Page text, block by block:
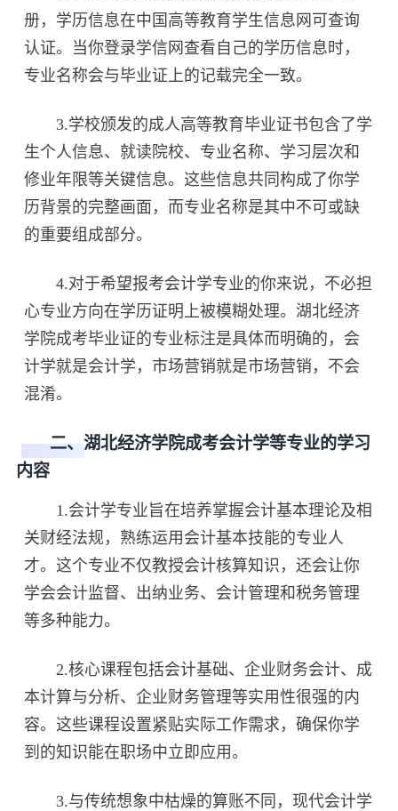
册，学历信息在中国高等教育学生信息网可查询
认证。当你登录学信网查看自己的学历信息时，
专业名称会与毕业证上的记载完全一致。
3.学校颁发的成人高等教育毕业证书包含了学
生个人信息、就读院校、专业名称、学习层次和
修业年限等关键信息。这些信息共同构成了你学
历背景的完整画面，而专业名称是其中不可或缺
的重要组成部分。
4.对于希望报考会计学专业的你来说，不必担
心专业方向在学历证明上被模糊处理。湖北经济
学院成考毕业证的专业标注是具体而明确的，会
计学就是会计学，市场营销就是市场营销，不会
混淆。
二、湖北经济学院成考会计学等专业的学习
内容
1.会计学专业旨在培养掌握会计基本理论及相
关财经法规，熟练运用会计基本技能的专业人
才。这个专业不仅教授会计核算知识，还会让你
学会会计监督、出纳业务、会计管理和税务管理
等多种能力。
2.核心课程包括会计基础、企业财务会计、成
本计算与分析、企业财务管理等实用性很强的内
容。这些课程设置紧贴实际工作需求，确保你学
到的知识能在职场中立即应用。
3.与传统想象中枯燥的算账不同，现代会计学